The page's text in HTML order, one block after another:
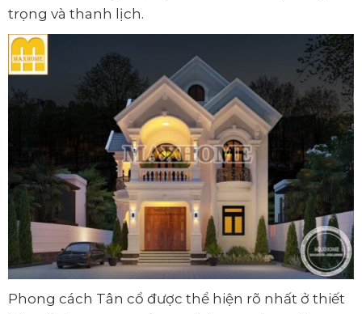
trọng và thanh lịch.
Phong cách Tân cổ được thể hiện rõ nhất ở thiết